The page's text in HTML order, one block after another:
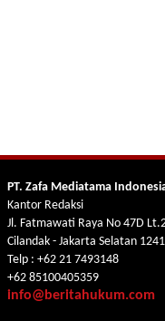
PT. Zafa Mediatama
Kantor Redaksi
Jl. Fatmawati Raya No 47D
Cilandak - Jakarta Selatan
Telp : +62 21 7493148
+62 85100405359
info@beritahukum.com